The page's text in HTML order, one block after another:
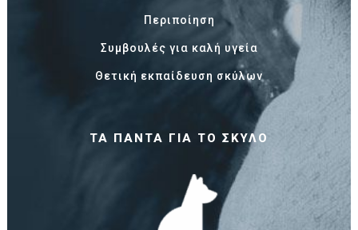
Περιποίηση
Συμβουλές για καλή υγεία
Θετική εκπαίδευση σκύλων
ΤΑ ΠΆΝΤΑ ΓΙΑ ΤΟ ΣΚΎΛΟ